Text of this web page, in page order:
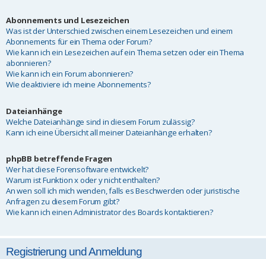
Abonnements und Lesezeichen
Was ist der Unterschied zwischen einem Lesezeichen und einem
Abonnements für ein Thema oder Forum?
Wie kann ich ein Lesezeichen auf ein Thema setzen oder ein Thema
abonnieren?
Wie kann ich ein Forum abonnieren?
Wie deaktiviere ich meine Abonnements?
Dateianhänge
Welche Dateianhänge sind in diesem Forum zulässig?
Kann ich eine Übersicht all meiner Dateianhänge erhalten?
phpBB betreffende Fragen
Wer hat diese Forensoftware entwickelt?
Warum ist Funktion x oder y nicht enthalten?
An wen soll ich mich wenden, falls es Beschwerden oder juristische
Anfragen zu diesem Forum gibt?
Wie kann ich einen Administrator des Boards kontaktieren?
Registrierung und Anmeldung